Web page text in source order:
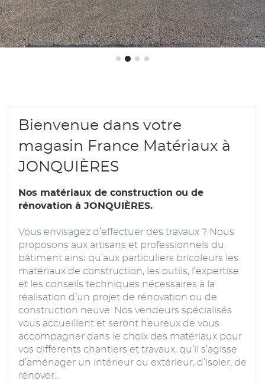
Bienvenue dans votre
magasin France Matériaux à
JONQUIÈRES
Nos matériaux de construction ou de
rénovation à JONQUIÈRES.
Vous envisagez d’effectuer des travaux ? Nous
proposons aux artisans et professionnels du
bâtiment ainsi qu’aux particuliers bricoleurs les
matériaux de construction, les outils, l’expertise
et les conseils techniques nécessaires à la
réalisation d’un projet de rénovation ou de
construction neuve. Nos vendeurs spécialisés
vous accueillent et seront heureux de vous
accompagner dans le choix des matériaux pour
vos différents chantiers et travaux, qu’il s’agisse
d’aménager un intérieur ou extérieur, d’isoler, de
rénover…